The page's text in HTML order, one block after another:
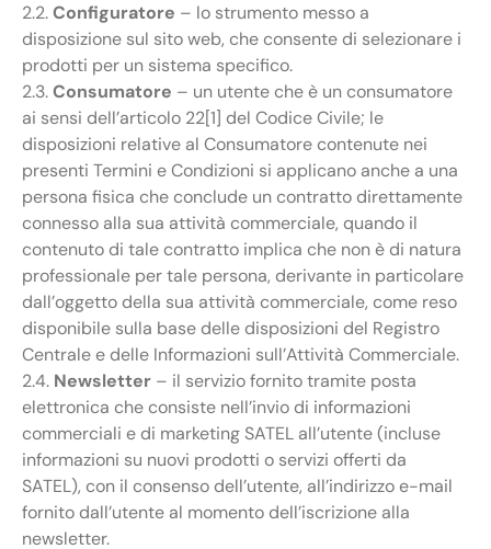
2.2.Configuratore – lo strumento messo a
disposizione sul sito web, che consente di selezionare i
prodotti per un sistema specifico.
2.3.Consumatore – un utente che è un consumatore
ai sensi dell’articolo 22[1] del Codice Civile; le
disposizioni relative al Consumatore contenute nei
presenti Termini e Condizioni si applicano anche a una
persona fisica che conclude un contratto direttamente
connesso alla sua attività commerciale, quando il
contenuto di tale contratto implica che non è di natura
professionale per tale persona, derivante in particolare
dall’oggetto della sua attività commerciale, come reso
disponibile sulla base delle disposizioni del Registro
Centrale e delle Informazioni sull’Attività Commerciale.
2.4. Newsletter – il servizio fornito tramite posta
elettronica che consiste nell’invio di informazioni
commerciali e di marketing SATEL all’utente (incluse
informazioni su nuovi prodotti o servizi offerti da
SATEL), con il consenso dell’utente, all’indirizzo e-mail
fornito dall’utente al momento dell’iscrizione alla
newsletter.